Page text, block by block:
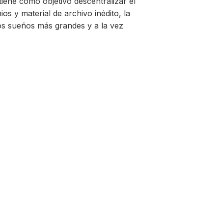
y material de archivo inédito, la
sueños más grandes y a la vez